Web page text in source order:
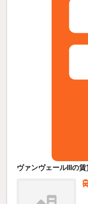
ヴァンヴェールIIIの